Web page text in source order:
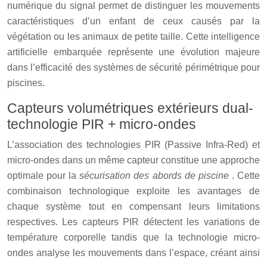
numérique du signal permet de distinguer les mouvements
caractéristiques d’un enfant de ceux causés par la
végétation ou les animaux de petite taille. Cette intelligence
artificielle embarquée représente une évolution majeure
dans l’efficacité des systèmes de sécurité périmétrique pour
piscines.
Capteurs volumétriques extérieurs dual-
technologie PIR + micro-ondes
L’association des technologies PIR (Passive Infra-Red) et
micro-ondes dans un même capteur constitue une approche
optimale pour lasécurisation des abords de piscine . Cette
combinaison technologique exploite les avantages de
chaque système tout en compensant leurs limitations
respectives. Les capteurs PIR détectent les variations de
température corporelle tandis que la technologie micro-
ondes analyse les mouvements dans l’espace, créant ainsi